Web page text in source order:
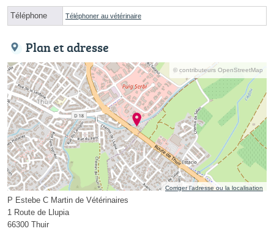
Téléphone Téléphoner au vétérinaire
Plan et adresse
© contributeurs OpenStreetMap
Corriger l’adresse ou la localisation
P Estebe C Martin de Vétérinaires
1 Route de Llupia
66300 Thuir